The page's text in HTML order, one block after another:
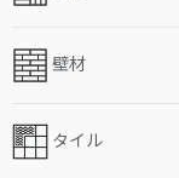
壁材
タイル